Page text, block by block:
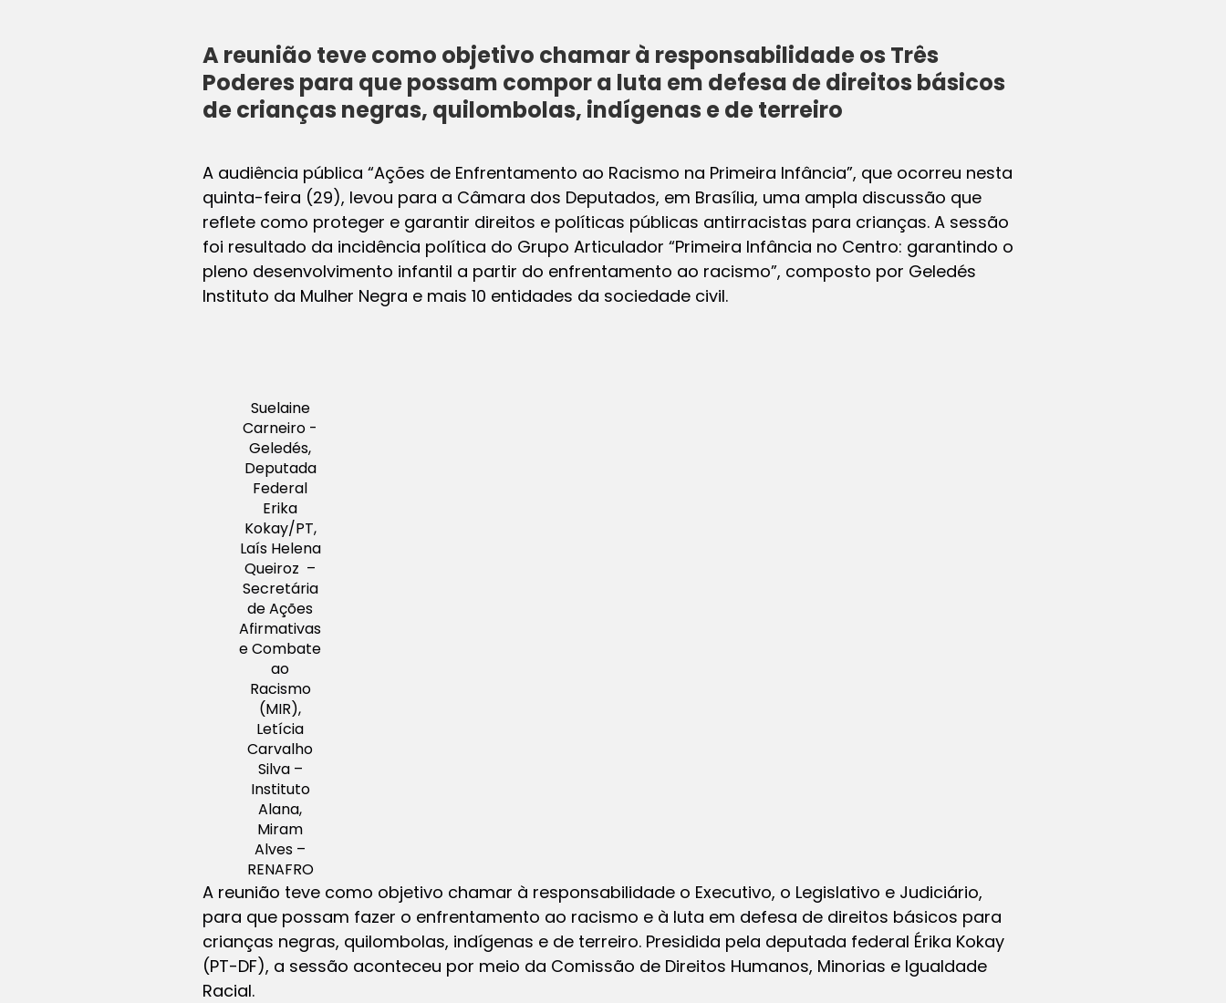
A reunião teve como objetivo chamar à responsabilidade os Três
Poderes para que possam compor a luta em defesa de direitos básicos
de crianças negras, quilombolas, indígenas e de terreiro
A audiência pública “Ações de Enfrentamento ao Racismo na Primeira Infância”, que ocorreu nesta
quinta-feira (29), levou para a Câmara dos Deputados, em Brasília, uma ampla discussão que
reflete como proteger e garantir direitos e políticas públicas antirracistas para crianças. A sessão
foi resultado da incidência política do Grupo Articulador “Primeira Infância no Centro: garantindo o
pleno desenvolvimento infantil a partir do enfrentamento ao racismo”, composto por Geledés
Instituto da Mulher Negra e mais 10 entidades da sociedade civil.
Suelaine
Carneiro -
Geledés,
Deputada
Federal
Erika
Kokay/PT,
Laís Helena
Queiroz –
Secretária
de Ações
Afirmativas
e Combate
ao
Racismo
(MIR),
Letícia
Carvalho
Silva –
Instituto
Alana,
Miram
Alves –
RENAFRO
A reunião teve como objetivo chamar à responsabilidade o Executivo, o Legislativo e Judiciário,
para que possam fazer o enfrentamento ao racismo e à luta em defesa de direitos básicos para
crianças negras, quilombolas, indígenas e de terreiro. Presidida pela deputada federal Érika Kokay
(PT-DF), a sessão aconteceu por meio da Comissão de Direitos Humanos, Minorias e Igualdade
Racial.